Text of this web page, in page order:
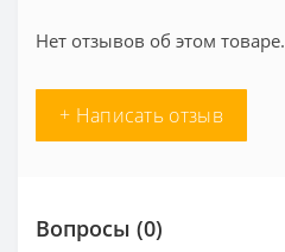
Нет отзывов об этом товаре.
+ Написать отзыв
Вопросы (0)